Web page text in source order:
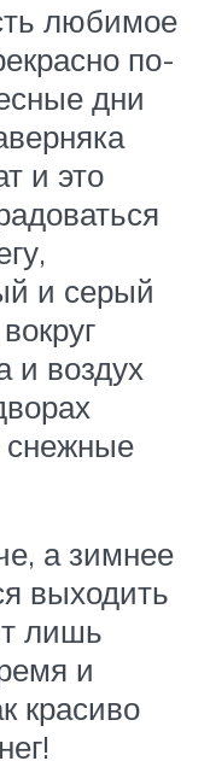
любимое
по-
дни
и это
и серый
и воздух
снежные
а зимнее
выходить
лишь
и
красиво